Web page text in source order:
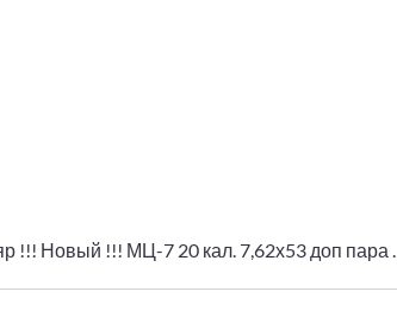
!!! Новый !!! МЦ-7 20 кал. 7,62х53 доп пара .